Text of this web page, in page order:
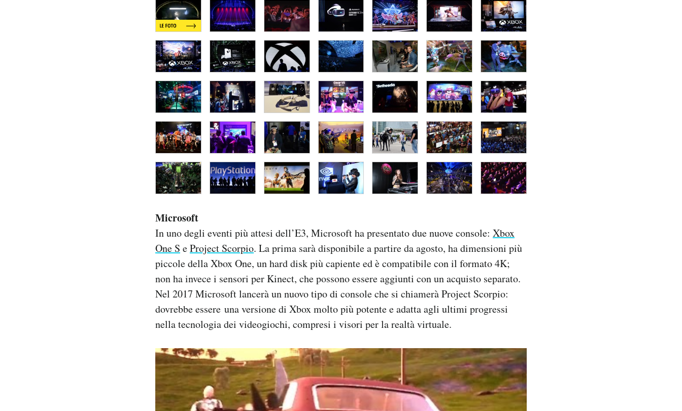
Microsoft
In uno degli eventi più attesi dell’E3, Microsoft ha presentato due nuove console: Xbox
One S eProject Scorpio. La prima sarà disponibile a partire da agosto, ha dimensioni più
piccole della Xbox One, un hard disk più capiente ed è compatibile con il formato 4K;
non ha invece i sensori per Kinect, che possono essere aggiunti con un acquisto separato.
Nel 2017 Microsoft lancerà un nuovo tipo di console che si chiamerà Project Scorpio:
dovrebbe essere una versione di Xbox molto più potente e adatta agli ultimi progressi
nella tecnologia dei videogiochi, compresi i visori per la realtà virtuale.